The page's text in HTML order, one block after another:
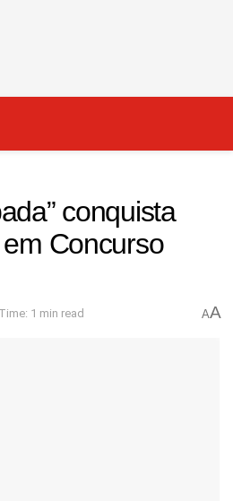
conquista
Concurso
1 min read AA